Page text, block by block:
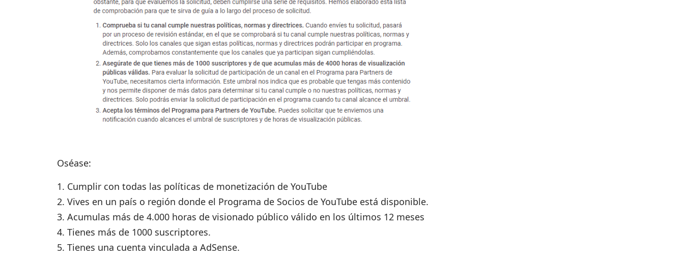
Oséase:
Cumplir con todas las políticas de monetización de YouTube
Vives en un país o región donde el Programa de Socios de YouTube está disponible.
Acumulas más de 4.000 horas de visionado público válido en los últimos 12 meses
Tienes más de 1000 suscriptores.
Tienes una cuenta vinculada a AdSense.